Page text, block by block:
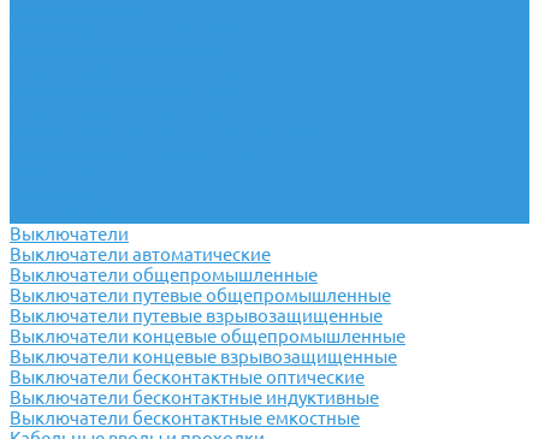
Выключатели
Выключатели автоматические
Выключатели общепромышленные
Выключатели путевые общепромышленные
Выключатели путевые взрывозащищенные
Выключатели концевые общепромышленные
Выключатели концевые взрывозащищенные
Выключатели бесконтактные оптические
Выключатели бесконтактные индуктивные
Выключатели бесконтактные емкостные